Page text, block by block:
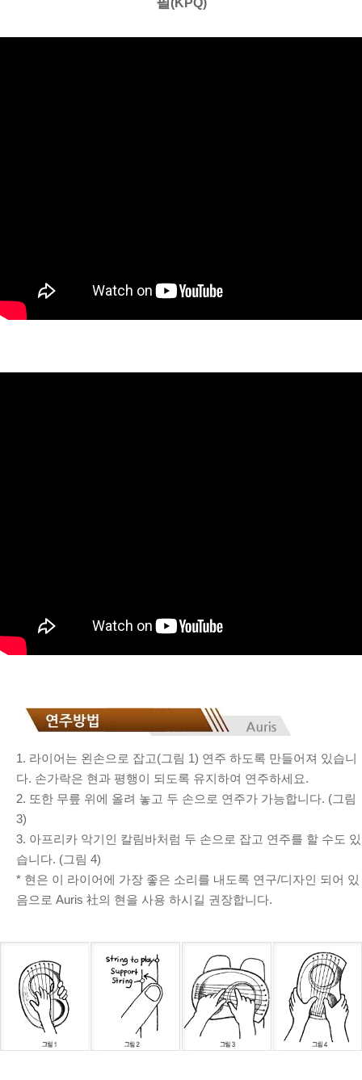
1. 라이어는 왼손으로 잡고(그림 1) 연주 하도록 만들어져 있습니
다. 손가락은 현과 평행이 되도록 유지하여 연주하세요.
2. 또한 무릎 위에 올려 놓고 두 손으로 연주가 가능합니다. (그림
3)
3. 아프리카 악기인 칼림바처럼 두 손으로 잡고 연주를 할 수도 있
습니다. (그림 4)
* 현은 이 라이어에 가장 좋은 소리를 내도록 연구/디자인 되어 있
음으로 Auris 社의 현을 사용 하시길 권장합니다.